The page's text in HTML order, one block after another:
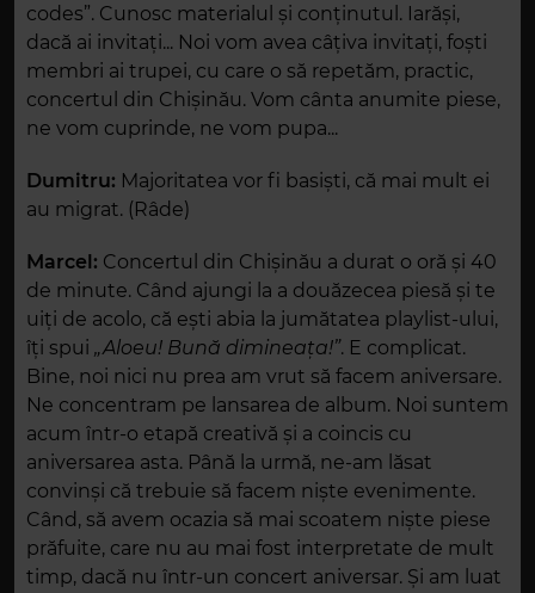
codes”. Cunosc materialul și conținutul. Iarăși,
dacă ai invitați... Noi vom avea câțiva invitați, foști
membri ai trupei, cu care o să repetăm, practic,
concertul din Chișinău. Vom cânta anumite piese,
ne vom cuprinde, ne vom pupa...
Dumitru: Majoritatea vor fi basiști, că mai mult ei
au migrat. (Râde)
Marcel: Concertul din Chișinău a durat o oră și 40
de minute. Când ajungi la a douăzecea piesă și te
uiți de acolo, că ești abia la jumătatea playlist-ului,
îți spui „Aloeu! Bună dimineața!”. E complicat.
Bine, noi nici nu prea am vrut să facem aniversare.
Ne concentram pe lansarea de album. Noi suntem
acum într-o etapă creativă și a coincis cu
aniversarea asta. Până la urmă, ne-am lăsat
convinși că trebuie să facem niște evenimente.
Când, să avem ocazia să mai scoatem niște piese
prăfuite, care nu au mai fost interpretate de mult
timp, dacă nu într-un concert aniversar. Și am luat